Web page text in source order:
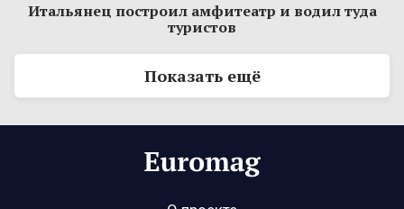
Итальянец построил амфитеатр и водил туда
туристов
Показать ещё